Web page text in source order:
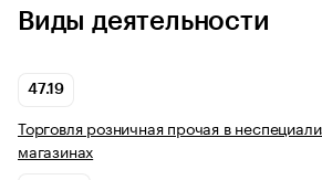
Виды деятельности
47.19
Торговля розничная прочая в
магазинах